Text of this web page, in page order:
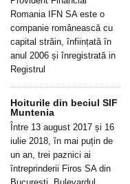
Romania IFN SA este o
companie românească cu
capital străin, înființată în
anul 2006 și înregistrată in
Registrul
Hoiturile din beciul SIF
Muntenia
Între 13 august 2017 și 16
iulie 2018, în mai puțin de
un an, trei paznici ai
întreprinderii Firos SA din